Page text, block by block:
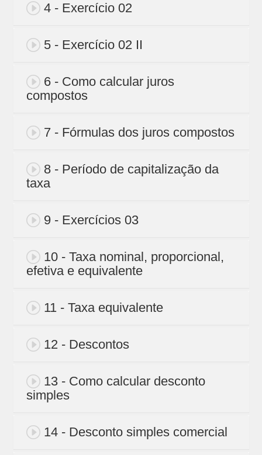
4 - Exercício 02
5 - Exercício 02 II
6 - Como calcular juros
compostos
7 - Fórmulas dos juros compostos
8 - Período de capitalização da
taxa
9 - Exercícios 03
10 - Taxa nominal, proporcional,
efetiva e equivalente
11 - Taxa equivalente
12 - Descontos
13 - Como calcular desconto
simples
14 - Desconto simples comercial